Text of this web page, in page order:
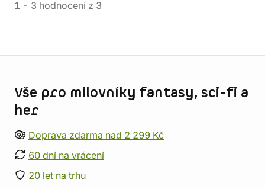
1 - 3 hodnocení z 3
Vše pro milovníky fantasy, sci-fi a
her
Doprava zdarma nad 2 299 Kč
60 dní na vrácení
20 let na trhu